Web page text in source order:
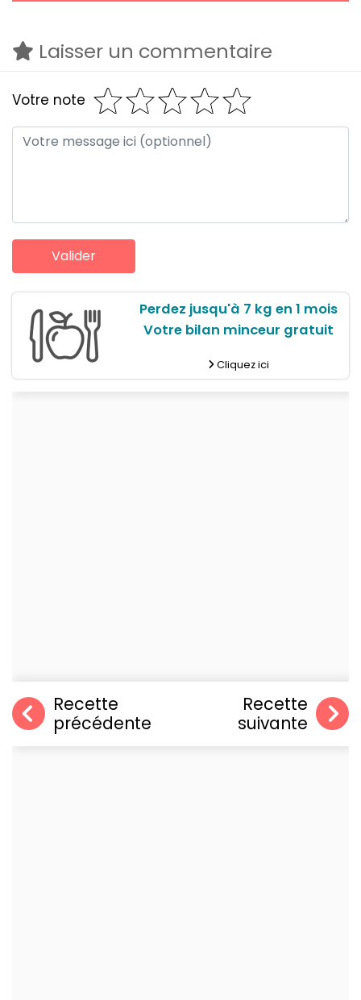
Laisser un commentaire
Votre note
Perdez jusqu'à 7 kg en 1 mois
Votre bilan minceur gratuit
Cliquez ici
Recette
précédente
Recette
suivante